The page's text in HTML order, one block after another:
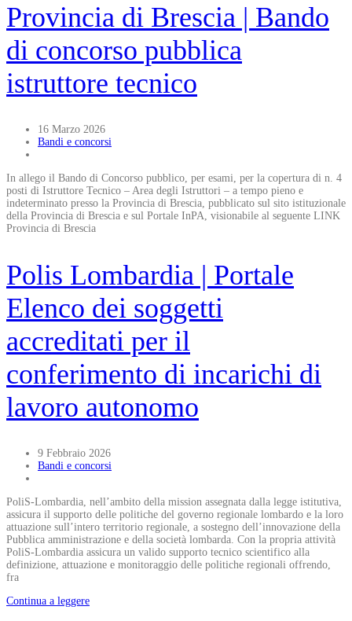
Provincia di Brescia | Bando
di concorso pubblica
istruttore tecnico
16 Marzo 2026
Bandi e concorsi
In allego il Bando di Concorso pubblico, per esami, per la copertura di n. 4
posti di Istruttore Tecnico – Area degli Istruttori – a tempo pieno e
indeterminato presso la Provincia di Brescia, pubblicato sul sito istituzionale
della Provincia di Brescia e sul Portale InPA, visionabile al seguente LINK
Provincia di Brescia
Polis Lombardia | Portale
Elenco dei soggetti
accreditati per il
conferimento di incarichi di
lavoro autonomo
9 Febbraio 2026
Bandi e concorsi
PoliS-Lombardia, nell’ambito della mission assegnata dalla legge istitutiva,
assicura il supporto delle politiche del governo regionale lombardo e la loro
attuazione sull’intero territorio regionale, a sostegno dell’innovazione della
Pubblica amministrazione e della società lombarda. Con la propria attività
PoliS-Lombardia assicura un valido supporto tecnico scientifico alla
definizione, attuazione e monitoraggio delle politiche regionali offrendo,
fra
Continua a leggere